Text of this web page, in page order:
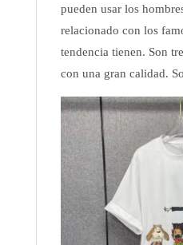
pueden usar los
relacionado con los
tendencia tienen. Son
con una gran calidad.